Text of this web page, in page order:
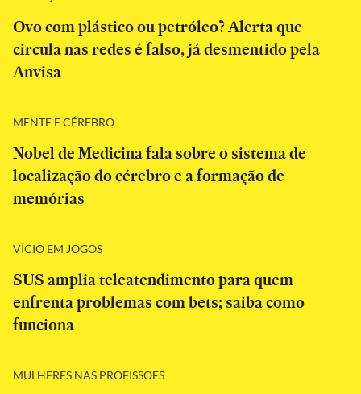
Ovo com plástico ou petróleo? Alerta que
circula nas redes é falso, já desmentido pela
Anvisa
MENTE E CÉREBRO
Nobel de Medicina fala sobre o sistema de
localização do cérebro e a formação de
memórias
VÍCIO EM JOGOS
SUS amplia teleatendimento para quem
enfrenta problemas com bets; saiba como
funciona
MULHERES NAS PROFISSÕES